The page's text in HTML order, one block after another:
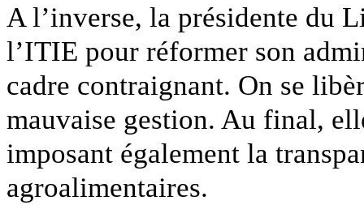
A l’inverse, la présidente du
l’ITIE pour réformer son
cadre contraignant. On se
mauvaise gestion. Au final,
imposant également la
agroalimentaires.